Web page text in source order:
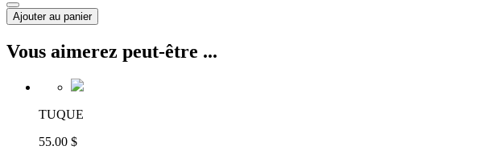
Ajouter au panier
Vous aimerez peut-être ...
TUQUE
55.00 $